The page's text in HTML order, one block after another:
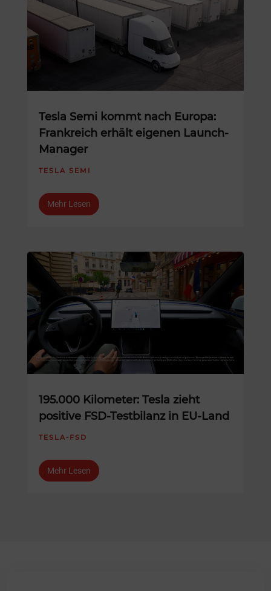
Tesla Semi kommt nach Europa:
Frankreich erhält eigenen Launch-
Manager
TESLA SEMI
Mehr Lesen
195.000 Kilometer: Tesla zieht
positive FSD-Testbilanz in EU-Land
TESLA-FSD
Mehr Lesen